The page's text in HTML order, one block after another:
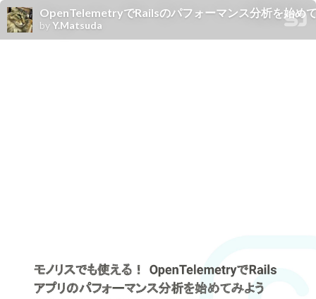
OpenTelemetryでRailsのパフォーマンス分析を始め
byY.Matsuda